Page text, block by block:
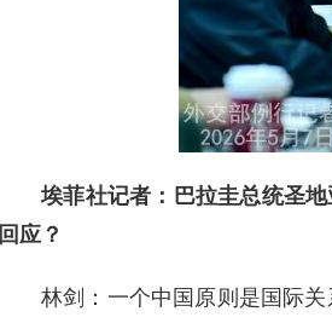
埃菲社记者：巴拉圭总统圣
回应？
林剑：一个中国原则是国际